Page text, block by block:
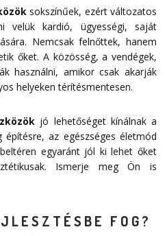
sokszínűek, ezért változatos
velük kardió, ügyességi, saját
Nemcsak felnőttek, hanem
őket. A közösség, a vendégek,
használni, amikor csak akarják
helyeken térítésmentesen.
jó lehetőséget kínálnak a
az egészséges életmód
egyaránt jól ki lehet őket
Ismerje meg Ön is
FOG?